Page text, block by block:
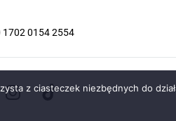
1702 0154 2554
Instagram
TikTok
z ciasteczek niezbędnych do